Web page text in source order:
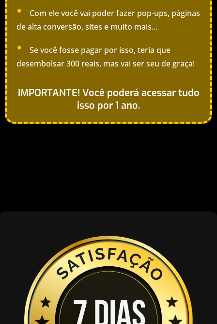
•
Com ele você vai poder fazer pop-ups, páginas
de alta conversão, sites e muito mais…
•
Se você fosse pagar por isso, teria que
desembolsar 300 reais, mas vai ser seu de graça!
IMPORTANTE! Você poderá acessar tudo
isso por 1 ano.